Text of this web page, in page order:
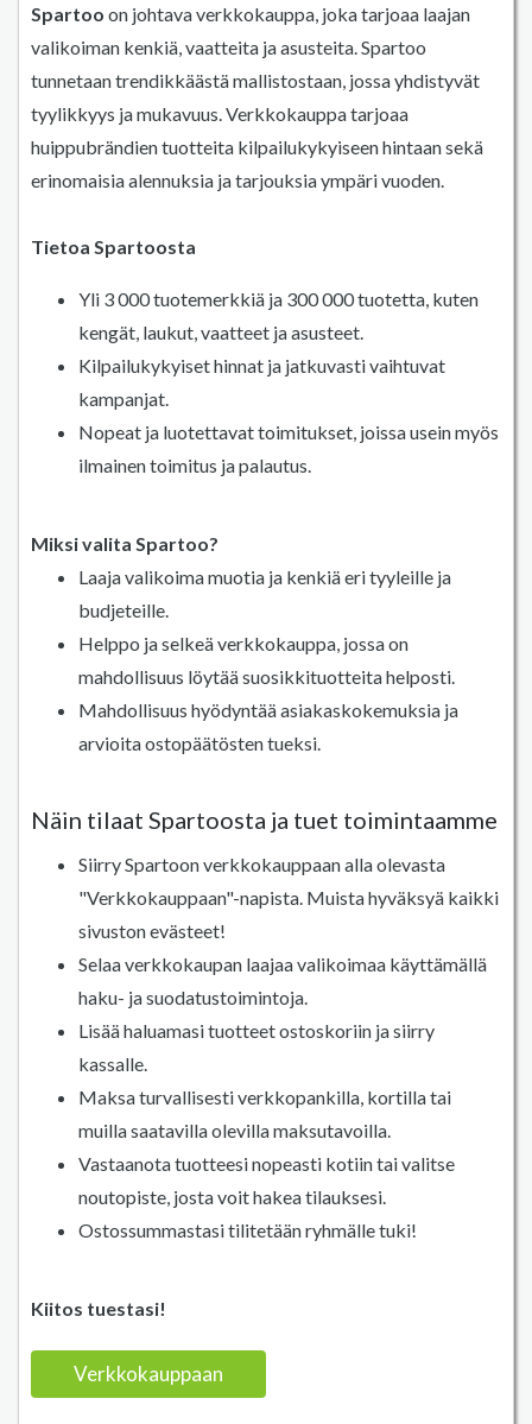
Spartoo on johtava verkkokauppa, joka tarjoaa laajan
valikoiman kenkiä, vaatteita ja asusteita. Spartoo
tunnetaan trendikkäästä mallistostaan, jossa yhdistyvät
tyylikkyys ja mukavuus. Verkkokauppa tarjoaa
huippubrändien tuotteita kilpailukykyiseen hintaan sekä
erinomaisia alennuksia ja tarjouksia ympäri vuoden.
Tietoa Spartoosta
Yli 3 000 tuotemerkkiä ja 300 000 tuotetta, kuten
kengät, laukut, vaatteet ja asusteet.
Kilpailukykyiset hinnat ja jatkuvasti vaihtuvat
kampanjat.
Nopeat ja luotettavat toimitukset, joissa usein myös
ilmainen toimitus ja palautus.
Miksi valita Spartoo?
Laaja valikoima muotia ja kenkiä eri tyyleille ja
budjeteille.
Helppo ja selkeä verkkokauppa, jossa on
mahdollisuus löytää suosikkituotteita helposti.
Mahdollisuus hyödyntää asiakaskokemuksia ja
arvioita ostopäätösten tueksi.
Näin tilaat Spartoosta ja tuet toimintaamme
Siirry Spartoon verkkokauppaan alla olevasta
"Verkkokauppaan"-napista. Muista hyväksyä kaikki
sivuston evästeet!
Selaa verkkokaupan laajaa valikoimaa käyttämällä
haku- ja suodatustoimintoja.
Lisää haluamasi tuotteet ostoskoriin ja siirry
kassalle.
Maksa turvallisesti verkkopankilla, kortilla tai
muilla saatavilla olevilla maksutavoilla.
Vastaanota tuotteesi nopeasti kotiin tai valitse
noutopiste, josta voit hakea tilauksesi.
Ostossummastasi tilitetään ryhmälle tuki!
Kiitos tuestasi!
Verkkokauppaan